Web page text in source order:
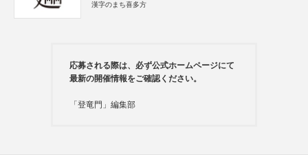
漢字のまち喜多方
応募される際は、必ず公式ホームページにて
最新の開催情報をご確認ください。
「登竜門」編集部